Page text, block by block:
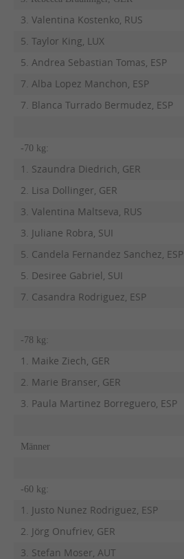
3. Valentina Kostenko, RUS
5. Taylor King, LUX
5. Andrea Sebastian Tomas, ESP
7. Alba Lopez Manchon, ESP
7. Blanca Turrado Bermudez, ESP
-70 kg:
1. Szaundra Diedrich, GER
2. Lisa Dollinger, GER
3. Valentina Maltseva, RUS
3. Juliane Robra, SUI
5. Candela Fernandez Sanchez, ESP
5. Desiree Gabriel, SUI
7. Casandra Rodriguez, ESP
-78 kg:
1. Maike Ziech, GER
2. Marie Branser, GER
3. Paula Martinez Borreguero, ESP
Männer
-60 kg:
1. Justo Nunez Rodriguez, ESP
2. Jörg Onufriev, GER
3. Stefan Moser, AUT